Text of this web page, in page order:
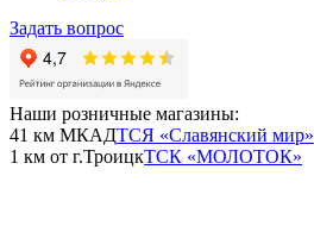
Задать вопрос
Наши розничные магазины:
41 км МКАДТСЯ «Славянский мир»
1 км от г.ТроицкТСК «МОЛОТОК»